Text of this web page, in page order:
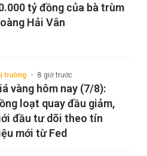
tỷ đồng của bà trùm
Hải Vân
trường 8 giờ trước
vàng hôm nay (7/8):
loạt quay đầu giảm,
đầu tư dõi theo tín
mới từ Fed